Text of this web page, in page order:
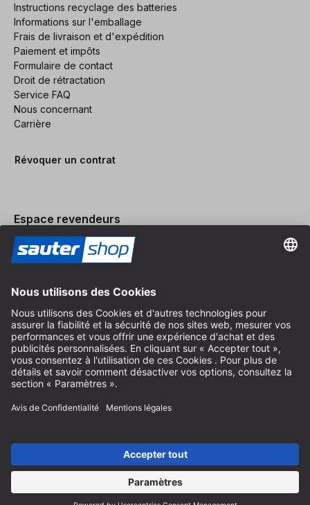
Instructions recyclage des batteries
Informations sur l'emballage
Frais de livraison et d'expédition
Paiement et impôts
Formulaire de contact
Droit de rétractation
Service FAQ
Nous concernant
Carrière
Révoquer un contrat
Espace revendeurs
Devenir revendeur
Mentions légales
Conditions Générales
Protection des Données
Paramètres des Cookies
TVA incl. / frais de port en sus
* livraison gratuite à partir de 150 euros d'achat en Allemagne pour
les tailles de colis standard, hors articles encombrants et fret
Selon le pays de livraison, la TVA peut varier lors du paiement.